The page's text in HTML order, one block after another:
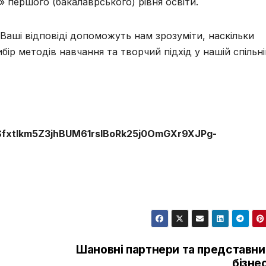
відповіді допоможуть нам зрозуміти, наскільки
методів навчання та творчий підхід у нашій
Шановні партнери та